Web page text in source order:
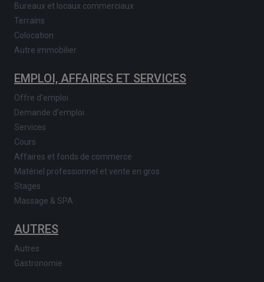
Bureaux et locaux commerciaux
Terrains
Colocation
Autre immobilier
EMPLOI, AFFAIRES ET SERVICES
Offre d'emploi
Demande d'emploi
Services
Cours
Affaires et fonds de commerce
Matériel professionnel et vente en gros
Stages
Massage & SPA
AUTRES
Autres
Gastronomie